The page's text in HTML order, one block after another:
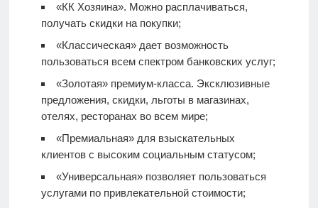
«КК Хозяина». Можно расплачиваться,
получать скидки на покупки;
«Классическая» дает возможность
пользоваться всем спектром банковских услуг;
«Золотая» премиум-класса. Эксклюзивные
предложения, скидки, льготы в магазинах,
отелях, ресторанах во всем мире;
«Премиальная» для взыскательных
клиентов с высоким социальным статусом;
«Универсальная» позволяет пользоваться
услугами по привлекательной стоимости;